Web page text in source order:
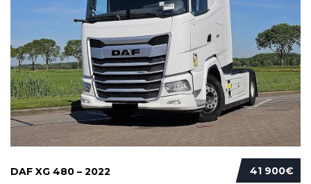
41 900€
DAF XG 480 – 2022